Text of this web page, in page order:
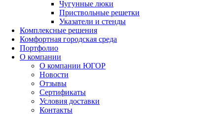
Чугунные люки
Приствольные решетки
Указатели и стенды
Комплексные решения
Комфортная городская среда
Портфолио
О компании
О компании ЮГОР
Новости
Отзывы
Сертификаты
Условия доставки
Контакты